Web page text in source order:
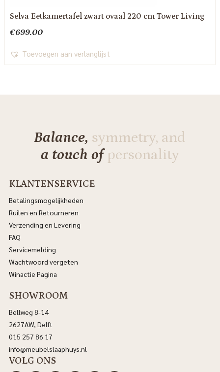
Selva Eetkamertafel zwart ovaal 220 cm Tower Living
€699.00
Toevoegen aan verlanglijst
Balance, symmetry, and
a touch ofpersonality
KLANTENSERVICE
Betalingsmogelijkheden
Ruilen en Retourneren
Verzending en Levering
FAQ
Servicemelding
Wachtwoord vergeten
Winactie Pagina
SHOWROOM
Bellweg 8-14
2627AW, Delft
015 257 86 17
info@meubelslaaphuys.nl
VOLG ONS